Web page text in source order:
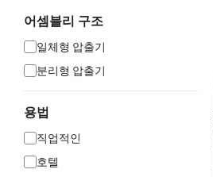
어셈블리 구조
일체형 압출기
분리형 압출기
용법
직업적인
호텔